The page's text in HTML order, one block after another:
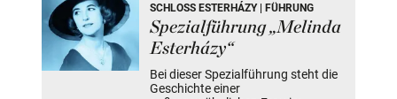
SCHLOSS ESTERHÁZY | FÜHRUNG
Spezialführung „Melinda
Esterházy“
Bei dieser Spezialführung steht die
Geschichte einer